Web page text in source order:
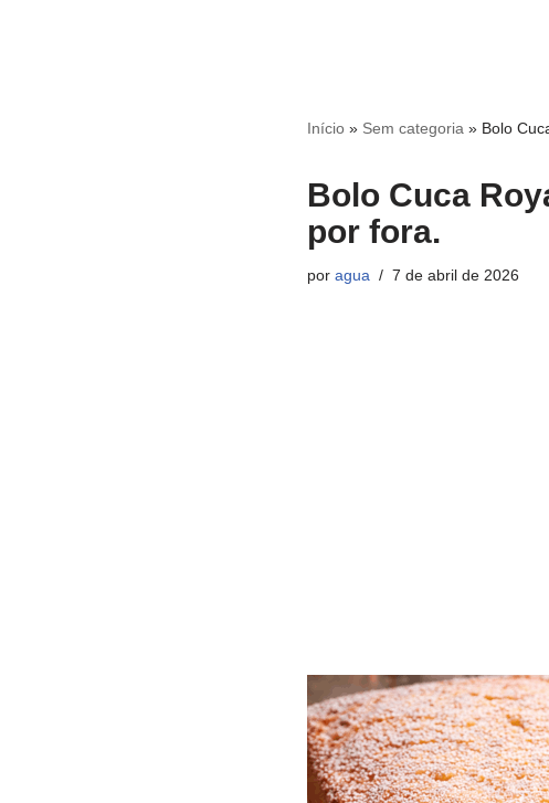
Início» Sem categoria » Bolo
Bolo Cuca
por fora.
por agua 7 de abril de 2026